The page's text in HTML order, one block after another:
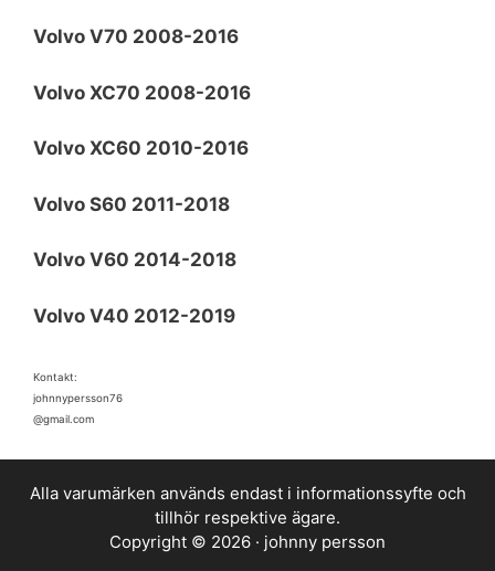
Volvo V70 2008-2016
Volvo XC70 2008-2016
Volvo XC60 2010-2016
Volvo S60 2011-2018
Volvo V60 2014-2018
Volvo V40 2012-2019
Kontakt:
johnnypersson76
@gmail.com
Alla varumärken används endast i informationssyfte och
tillhör respektive ägare.
Copyright © 2026 · johnny persson